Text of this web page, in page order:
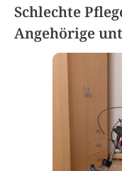
Schlechte
Angehörige